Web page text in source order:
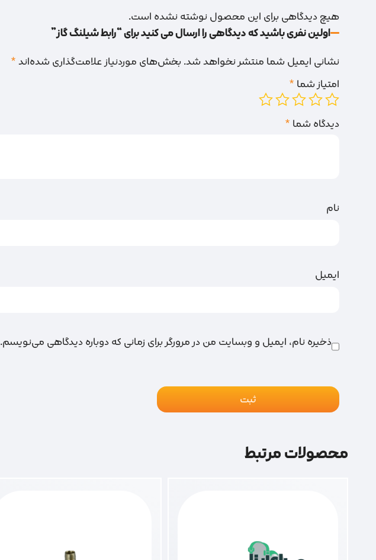
هیچ دیدگاهی برای این محصول نوشته نشده است.
اولین نفری باشید که دیدگاهی را ارسال می کنید برای “رابط شیلنگ گاز”
نشانی ایمیل شما منتشر نخواهد شد. بخش‌های موردنیاز علامت‌گذاری شده‌اند*
امتیاز شما *
دیدگاه شما *
نام
ایمیل
ذخیره نام، ایمیل و وبسایت من در مرورگر برای زمانی که دوباره دیدگاهی می‌نویسم.
محصولات مرتبط